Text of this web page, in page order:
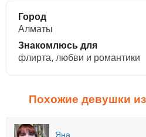
Город
Алматы
Знакомлюсь для
флирта, любви и романтики
Похожие девушки
Яна